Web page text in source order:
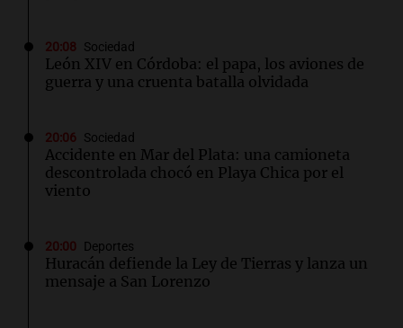
20:08 Sociedad
León XIV en Córdoba: el papa, los aviones de
guerra y una cruenta batalla olvidada
20:06 Sociedad
Accidente en Mar del Plata: una camioneta
descontrolada chocó en Playa Chica por el
viento
20:00 Deportes
Huracán defiende la Ley de Tierras y lanza un
mensaje a San Lorenzo